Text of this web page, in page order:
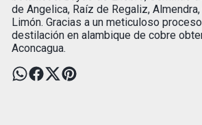
de Angelica, Raíz de Regaliz,
Limón. Gracias a un meticuloso
destilación en alambique de cobre
Aconcagua.